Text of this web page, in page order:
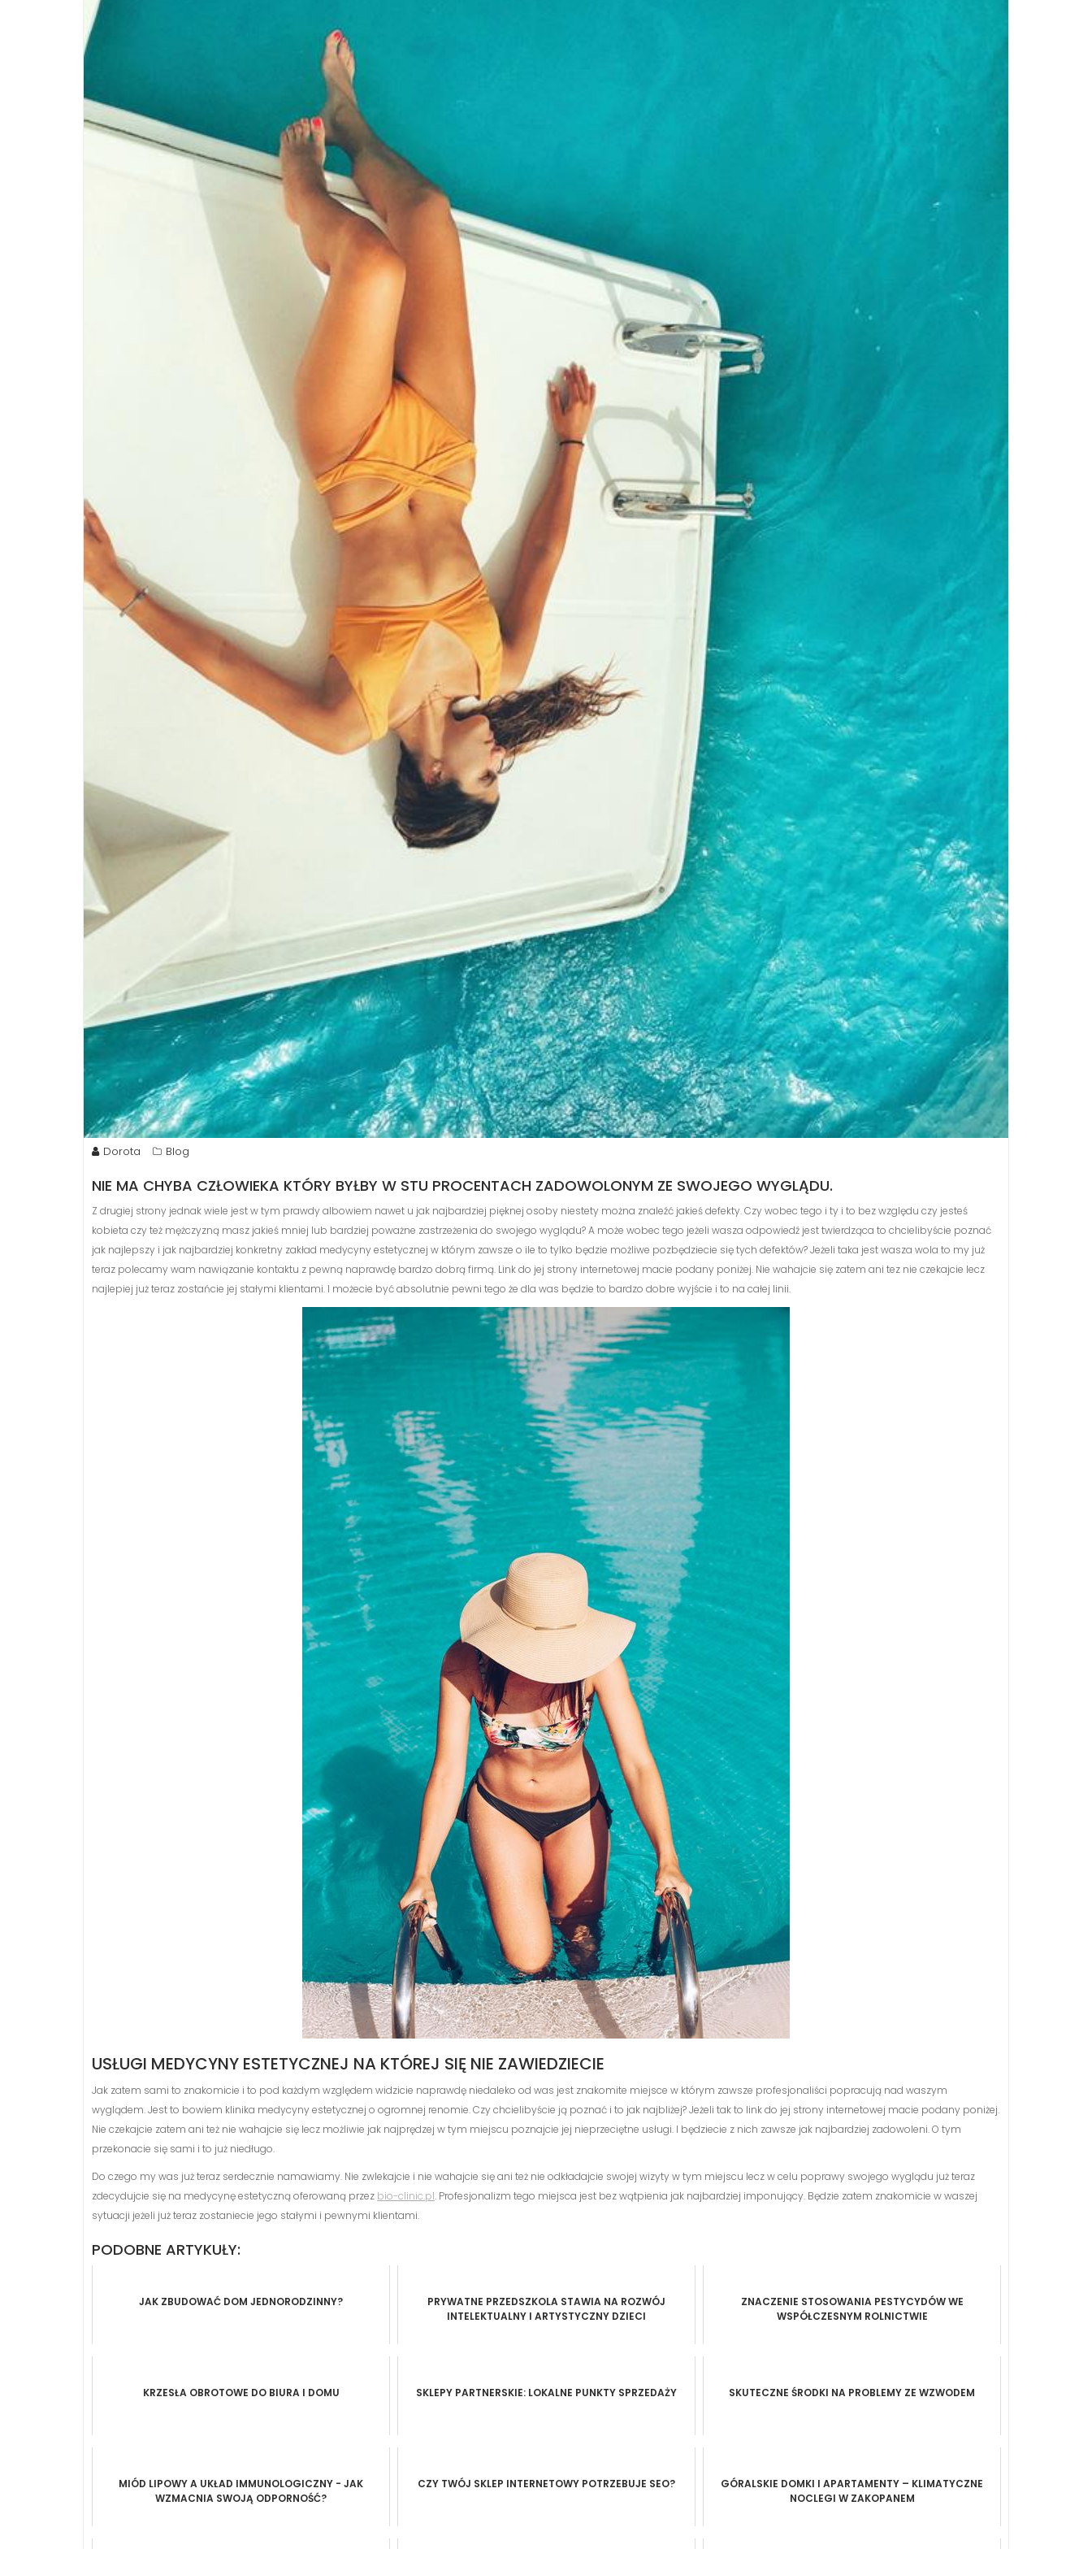
Dorota Blog
NIE MA CHYBA CZŁOWIEKA KTÓRY BYŁBY W STU PROCENTACH ZADOWOLONYM ZE SWOJEGO WYGLĄDU.
Z drugiej strony jednak wiele jest w tym prawdy albowiem nawet u jak najbardziej pięknej osoby niestety można znaleźć jakieś defekty. Czy wobec tego i ty i to bez względu czy jesteś
kobieta czy też mężczyzną masz jakieś mniej lub bardziej poważne zastrzeżenia do swojego wyglądu? A może wobec tego jeżeli wasza odpowiedź jest twierdząca to chcielibyście poznać
jak najlepszy i jak najbardziej konkretny zakład medycyny estetycznej w którym zawsze o ile to tylko będzie możliwe pozbędziecie się tych defektów? Jeżeli taka jest wasza wola to my już
teraz polecamy wam nawiązanie kontaktu z pewną naprawdę bardzo dobrą firmą. Link do jej strony internetowej macie podany poniżej. Nie wahajcie się zatem ani tez nie czekajcie lecz
najlepiej już teraz zostańcie jej stałymi klientami. I możecie być absolutnie pewni tego że dla was będzie to bardzo dobre wyjście i to na całej linii.
USŁUGI MEDYCYNY ESTETYCZNEJ NA KTÓREJ SIĘ NIE ZAWIEDZIECIE
Jak zatem sami to znakomicie i to pod każdym względem widzicie naprawdę niedaleko od was jest znakomite miejsce w którym zawsze profesjonaliści popracują nad waszym
wyglądem. Jest to bowiem klinika medycyny estetycznej o ogromnej renomie. Czy chcielibyście ją poznać i to jak najbliżej? Jeżeli tak to link do jej strony internetowej macie podany poniżej.
Nie czekajcie zatem ani też nie wahajcie się lecz możliwie jak najprędzej w tym miejscu poznajcie jej nieprzeciętne usługi. I będziecie z nich zawsze jak najbardziej zadowoleni. O tym
przekonacie się sami i to już niedługo.
Do czego my was już teraz serdecznie namawiamy. Nie zwlekajcie i nie wahajcie się ani też nie odkładajcie swojej wizyty w tym miejscu lecz w celu poprawy swojego wyglądu już teraz
zdecydujcie się na medycynę estetyczną oferowaną przez bio-clinic.pl. Profesjonalizm tego miejsca jest bez wątpienia jak najbardziej imponujący. Będzie zatem znakomicie w waszej
sytuacji jeżeli już teraz zostaniecie jego stałymi i pewnymi klientami.
PODOBNE ARTYKUŁY:
JAK ZBUDOWAĆ DOM JEDNORODZINNY?
PRYWATNE PRZEDSZKOLA STAWIA NA ROZWÓJ
INTELEKTUALNY I ARTYSTYCZNY DZIECI
ZNACZENIE STOSOWANIA PESTYCYDÓW WE
WSPÓŁCZESNYM ROLNICTWIE
KRZESŁA OBROTOWE DO BIURA I DOMU SKLEPY PARTNERSKIE: LOKALNE PUNKTY SPRZEDAŻY SKUTECZNE ŚRODKI NA PROBLEMY ZE WZWODEM
MIÓD LIPOWY A UKŁAD IMMUNOLOGICZNY - JAK
WZMACNIA SWOJĄ ODPORNOŚĆ?
CZY TWÓJ SKLEP INTERNETOWY POTRZEBUJE SEO?
GÓRALSKIE DOMKI I APARTAMENTY – KLIMATYCZNE
NOCLEGI W ZAKOPANEM